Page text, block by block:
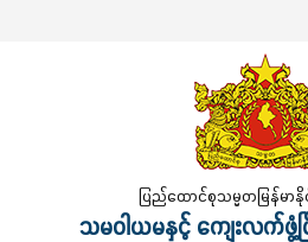
ပြည်ထောင်စုသမ္မတမြန်မာ
သမဝါယမနှင့် ကျေးလက်ဖွံ့ဖ